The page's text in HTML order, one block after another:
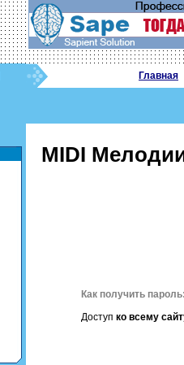
Главная
MIDI
Как получить
Доступ ко всему